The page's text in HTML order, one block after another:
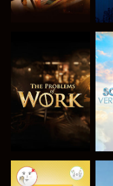
UTFORSK
SERIEN